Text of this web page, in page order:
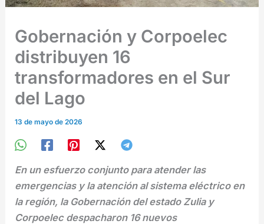
Gobernación y Corpoelec
distribuyen 16
transformadores en el Sur
del Lago
13 de mayo de 2026
En un esfuerzo conjunto para atender las
emergencias y la atención al sistema eléctrico en
la región, la Gobernación del estado Zulia y
Corpoelec despacharon 16 nuevos